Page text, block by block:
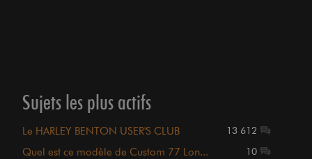
Sujets les plus actifs
Le HARLEY BENTON USER'S CLUB 13 612
Quel est ce modèle de Custom 77 Lon... 10